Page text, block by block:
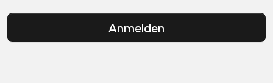
Anmelden